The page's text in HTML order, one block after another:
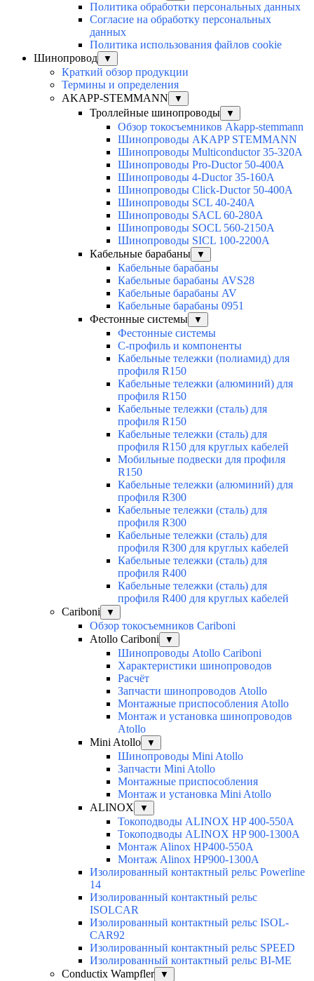
Политика обработки персональных данных
Согласие на обработку персональных
данных
Политика использования файлов cookie
Шинопровод
▼
Краткий обзор продукции
Термины и определения
AKAPP-STEMMANN
▼
Троллейные шинопроводы ▼
Обзор токосъемников Akapp-stemmann
Шинопроводы AKAPP STEMMANN
Шинопроводы Multiconductor 35-320А
Шинопроводы Pro-Ductor 50-400А
Шинопроводы 4-Ductor 35-160А
Шинопроводы Click-Ductor 50-400А
Шинопроводы SCL 40-240А
Шинопроводы SACL 60-280А
Шинопроводы SOCL 560-2150А
Шинопроводы SICL 100-2200А
Кабельные барабаны
▼
Кабельные барабаны
Кабельные барабаны AVS28
Кабельные барабаны AV
Кабельные барабаны 0951
Фестонные системы
▼
Фестонные системы
С-профиль и компоненты
Кабельные тележки (полиамид) для
профиля R150
Кабельные тележки (алюминий) для
профиля R150
Кабельные тележки (сталь) для
профиля R150
Кабельные тележки (сталь) для
профиля R150 для круглых кабелей
Мобильные подвески для профиля
R150
Кабельные тележки (алюминий) для
профиля R300
Кабельные тележки (сталь) для
профиля R300
Кабельные тележки (сталь) для
профиля R300 для круглых кабелей
Кабельные тележки (сталь) для
профиля R400
Кабельные тележки (сталь) для
профиля R400 для круглых кабелей
Cariboni
▼
Обзор токосъемников Cariboni
Atollo Cariboni
▼
Шинопроводы Atollo Cariboni
Характеристики шинопроводов
Расчёт
Запчасти шинопроводов Atollo
Монтажные приспособления Atollo
Монтаж и установка шинопроводов
Atollo
Mini Atollo
▼
Шинопроводы Mini Atollo
Запчасти Mini Atollo
Монтажные приспособления
Монтаж и установка Mini Atollo
ALINOX
▼
Токоподводы ALINOX HP 400-550A
Токоподводы ALINOX HP 900-1300A
Монтаж Alinox HP400-550A
Монтаж Alinox HP900-1300A
Изолированный контактный рельс Powerline
14
Изолированный контактный рельс
ISOLCAR
Изолированный контактный рельс ISOL-
CAR92
Изолированный контактный рельс SPEED
Изолированный контактный рельс BI-ME
Conductix Wampfler
▼